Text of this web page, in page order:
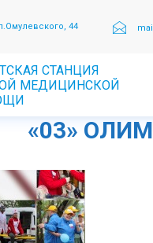
44
СТАНЦИЯ
МЕДИЦИНСКОЙ
«03»